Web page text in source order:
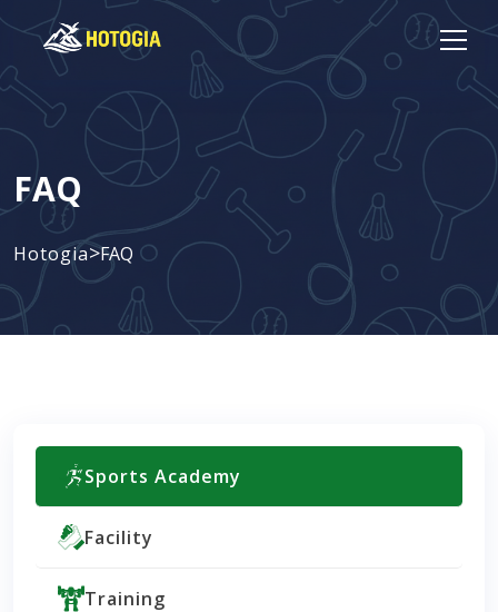
FAQ
Hotogia>FAQ
Sports Academy
Facility
Training